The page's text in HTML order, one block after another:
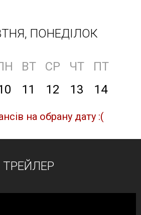
ПОНЕДІЛОК
ВТ СР ЧТ
ПТ
11 12 13 14
на обрану дату :(
ТРЕЙЛЕР